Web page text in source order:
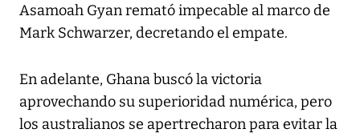
Asamoah Gyan remató impecable al marco de
Mark Schwarzer, decretando el empate.
En adelante, Ghana buscó la victoria
aprovechando su superioridad numérica, pero
los australianos se apertrecharon para evitar la